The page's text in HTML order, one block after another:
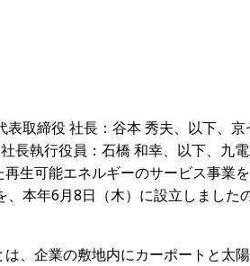
取締役 社長：谷本 秀夫、以下、
長執行役員：石橋 和幸、以下、九
生可能エネルギーのサービス事業
本年6月8日（木）に設立しました
は、企業の敷地内にカーポートと太